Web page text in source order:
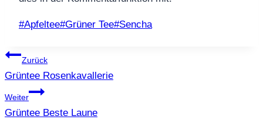
Schlagworte:
#Apfeltee#Grüner Tee#Sencha
Beitragsnavigation
Zurück
Grüntee Rosenkavallerie
Weiter
Grüntee Beste Laune